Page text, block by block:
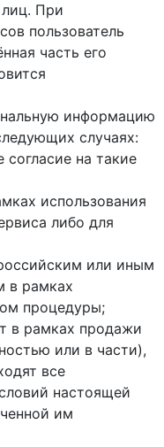
лиц. При
пользователь
часть его
информацию
случаях:
согласие на такие
использования
либо для
или иным
в рамках
процедуры;
в рамках продажи
или в части),
все
настоящей
им